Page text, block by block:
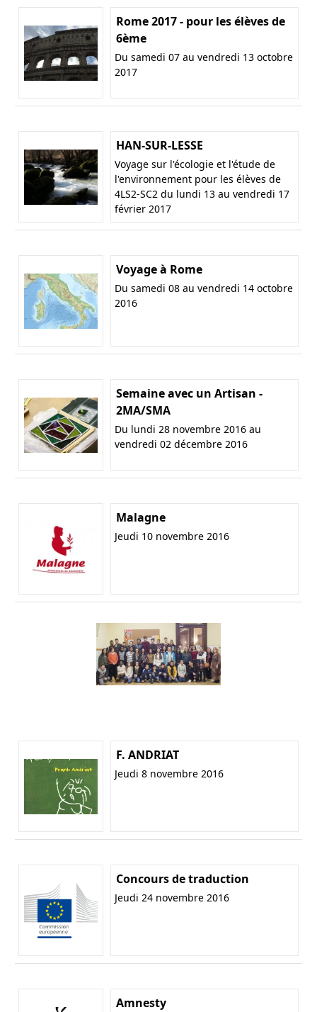
Rome 2017 - pour les élèves de
6ème
Du samedi 07 au vendredi 13 octobre
2017
HAN-SUR-LESSE
Voyage sur l'écologie et l'étude de
l'environnement pour les élèves de
4LS2-SC2 du lundi 13 au vendredi 17
février 2017
Voyage à Rome
Du samedi 08 au vendredi 14 octobre
2016
Semaine avec un Artisan -
2MA/SMA
Du lundi 28 novembre 2016 au
vendredi 02 décembre 2016
Malagne
Jeudi 10 novembre 2016
F. ANDRIAT
Jeudi 8 novembre 2016
Concours de traduction
Jeudi 24 novembre 2016
Amnesty